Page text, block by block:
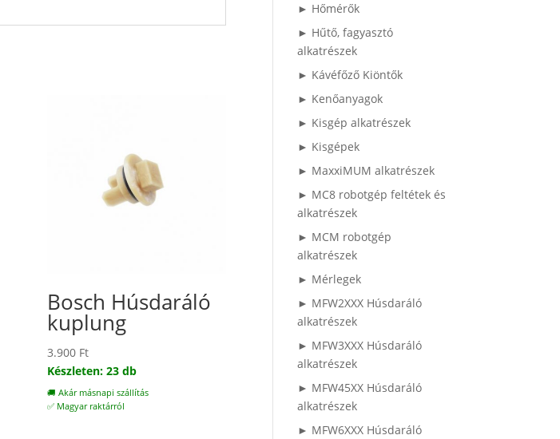
Bosch Húsdaráló
kuplung
3.900 Ft
Készleten: 23 db
🚚 Akár másnapi szállítás
✅ Magyar raktárról
► Hőmérők
► Hűtő, fagyasztó
alkatrészek
► Kávéfőző Kiöntők
► Kenőanyagok
► Kisgép alkatrészek
► Kisgépek
► MaxxiMUM alkatrészek
► MC8 robotgép feltétek és
alkatrészek
► MCM robotgép
alkatrészek
► Mérlegek
► MFW2XXX Húsdaráló
alkatrészek
► MFW3XXX Húsdaráló
alkatrészek
► MFW45XX Húsdaráló
alkatrészek
► MFW6XXX Húsdaráló